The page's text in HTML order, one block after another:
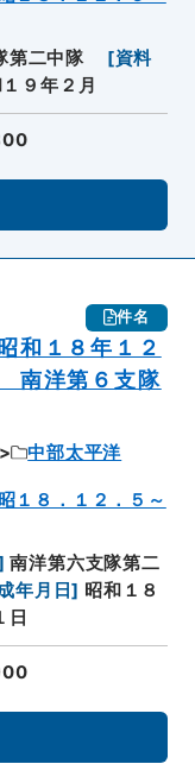
第二中隊 [資料
９年２月
件名
和１８年１２
洋第６支隊
中部太平洋
１８．１２．５～
南洋第六支隊第二
年月日] 昭和１８
日